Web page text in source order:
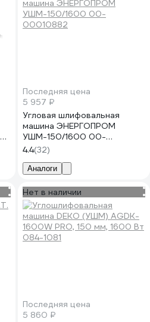
Последняя цена
5 957 ₽
Угловая шлифовальная
машина ЭНЕРГОПРОМ
УШМ-150/1600 00-
00010882
4.4(32)
Аналоги
Нет в наличии
Последняя цена
5 860 ₽